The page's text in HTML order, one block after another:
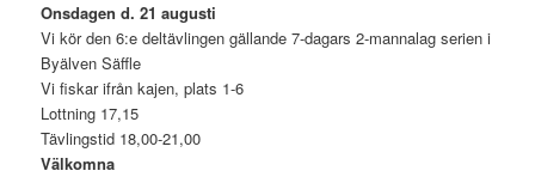
Onsdagen d. 21 augusti
Vi kör den 6:e deltävlingen gällande 7-dagars 2-mannalag serien i
Byälven Säffle
Vi fiskar ifrån kajen, plats 1-6
Lottning 17,15
Tävlingstid 18,00-21,00
Välkomna